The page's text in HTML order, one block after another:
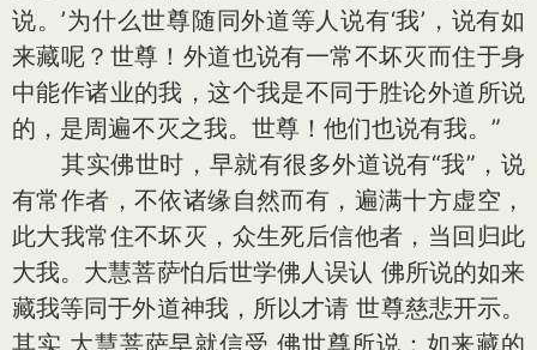
说。’为什么世尊随同外道等人说有‘我’，说有如
来藏呢？世尊！外道也说有一常不坏灭而住于身
中能作诸业的我，这个我是不同于胜论外道所说
的，是周遍不灭之我。世尊！他们也说有我。”
其实佛世时，早就有很多外道说有“我”，说
有常作者，不依诸缘自然而有，遍满十方虚空，
此大我常住不坏灭，众生死后信他者，当回归此
大我。大慧菩萨怕后世学佛人误认 佛所说的如来
藏我等同于外道神我，所以才请 世尊慈悲开示。
其实 大慧菩萨早就信受 佛世尊所说：如来藏的